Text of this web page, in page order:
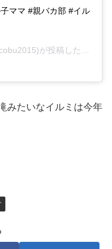
ママ #親バカ部 #イル
たまこ部@多摩センターさん(@tamacobu2015)が投稿した写真 –
みたいなイルミは今年